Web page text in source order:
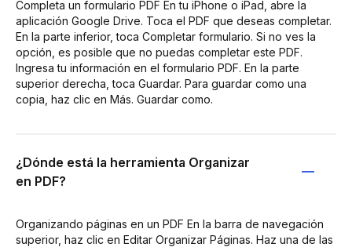
Completa un formulario PDF En tu iPhone o iPad, abre la
aplicación Google Drive. Toca el PDF que deseas completar.
En la parte inferior, toca Completar formulario. Si no ves la
opción, es posible que no puedas completar este PDF.
Ingresa tu información en el formulario PDF. En la parte
superior derecha, toca Guardar. Para guardar como una
copia, haz clic en Más. Guardar como.
¿Dónde está la herramienta Organizar
en PDF?
Organizando páginas en un PDF En la barra de navegación
superior, haz clic en Editar Organizar Páginas. Haz una de las